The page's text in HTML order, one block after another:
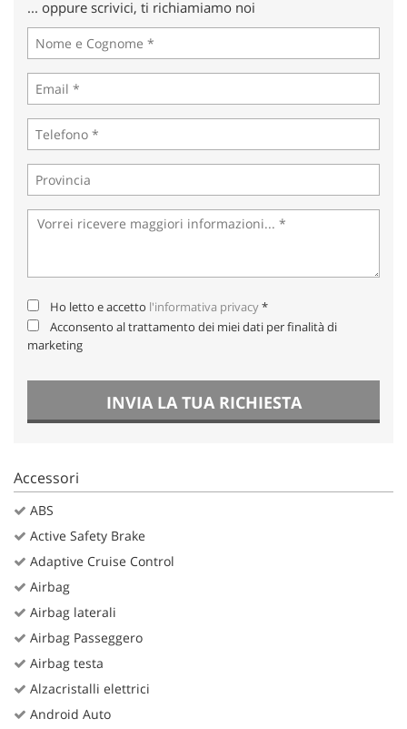
... oppure scrivici, ti richiamiamo noi
Ho letto e accetto l'informativa privacy*
Acconsento al trattamento dei miei dati per finalità di
marketing
INVIA LA TUA RICHIESTA
Accessori
ABS
Active Safety Brake
Adaptive Cruise Control
Airbag
Airbag laterali
Airbag Passeggero
Airbag testa
Alzacristalli elettrici
Android Auto
Salva
le
impostazioni